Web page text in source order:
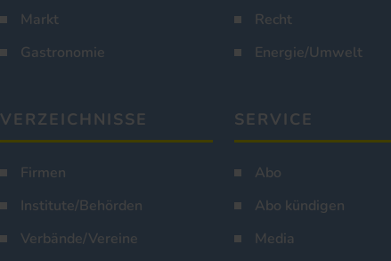
Markt Recht
Gastronomie Energie/Umwelt
VERZEICHNISSE
Firmen
Institute/Behörden
Verbände/Vereine
SERVICE
Abo
Abo kündigen
Media